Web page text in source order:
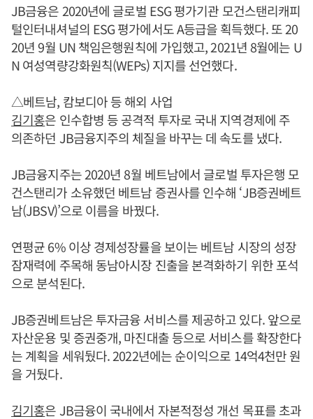
JB금융은 2020년에 글로벌 ESG 평가기관 모건스탠리캐피
털인터내셔널의 ESG 평가에서도 A등급을 획득했다. 또 20
20년 9월 UN 책임은행원칙에 가입했고, 2021년 8월에는 U
N 여성역량강화원칙(WEPs) 지지를 선언했다.
△베트남, 캄보디아 등 해외 사업
김기홍은 인수합병 등 공격적 투자로 국내 지역경제에 주
의존하던 JB금융지주의 체질을 바꾸는 데 속도를 냈다.
JB금융지주는 2020년 8월 베트남에서 글로벌 투자은행 모
건스탠리가 소유했던 베트남 증권사를 인수해 ‘JB증권베트
남(JBSV)’으로 이름을 바꿨다.
연평균 6% 이상 경제성장률을 보이는 베트남 시장의 성장
잠재력에 주목해 동남아시장 진출을 본격화하기 위한 포석
으로 분석된다.
JB증권베트남은 투자금융 서비스를 제공하고 있다. 앞으로
자산운용 및 증권중개, 마진대출 등으로 서비스를 확장한다
는 계획을 세워뒀다. 2022년에는 순이익으로 14억4천만 원
을 거뒀다.
김기홍은 JB금융이 국내에서 자본적정성 개선 목표를 초과